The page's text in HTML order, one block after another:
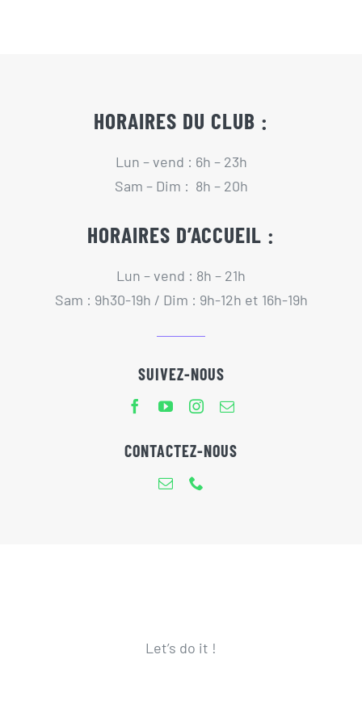
HORAIRES DU CLUB :
Lun – vend : 6h – 23h
Sam – Dim : 8h – 20h
HORAIRES D’ACCUEIL :
Lun – vend : 8h – 21h
Sam : 9h30-19h / Dim : 9h-12h et 16h-19h
SUIVEZ-NOUS
CONTACTEZ-NOUS
Let’s do it !